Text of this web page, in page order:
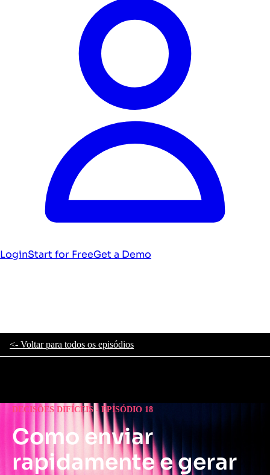
LoginStart for FreeGet a Demo
<- Voltar para todos os episódios
DECISÕES DIFÍCEIS - EPISÓDIO 18
Como enviar
rapidamente e gerar